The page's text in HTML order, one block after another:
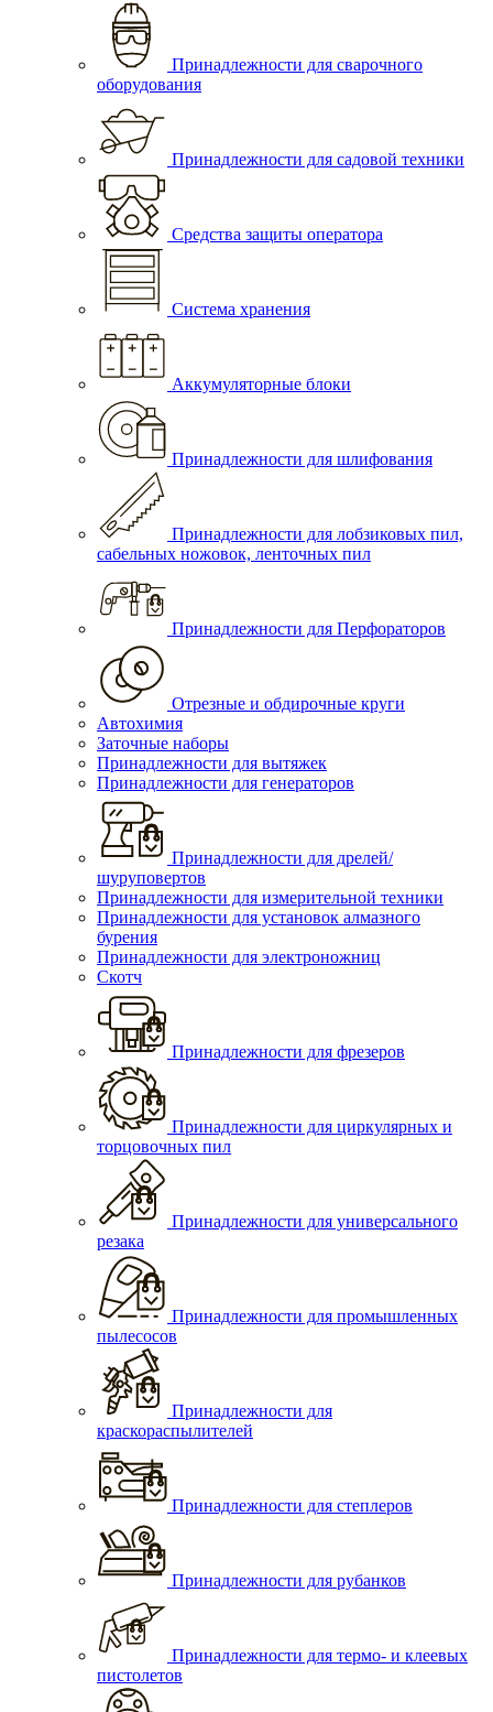
Принадлежности для сварочного
оборудования
Принадлежности для садовой техники
Средства защиты оператора
Система хранения
Аккумуляторные блоки
Принадлежности для шлифования
Принадлежности для лобзиковых пил,
сабельных ножовок, ленточных пил
Принадлежности для Перфораторов
Отрезные и обдирочные круги
Автохимия
Заточные наборы
Принадлежности для вытяжек
Принадлежности для генераторов
Принадлежности для дрелей/
шуруповертов
Принадлежности для измерительной техники
Принадлежности для установок алмазного
бурения
Принадлежности для электроножниц
Скотч
Принадлежности для фрезеров
Принадлежности для циркулярных и
торцовочных пил
Принадлежности для универсального
резака
Принадлежности для промышленных
пылесосов
Принадлежности для
краскораспылителей
Принадлежности для степлеров
Принадлежности для рубанков
Принадлежности для термо- и клеевых
пистолетов